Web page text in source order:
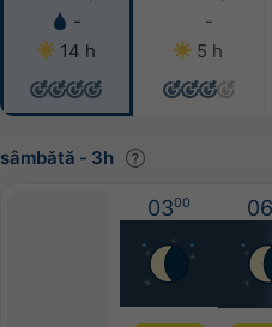
-
14 h
-
5 h
sâmbătă - 3h
0300 06